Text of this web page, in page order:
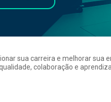
sua carreira e melhorar
colaboração e